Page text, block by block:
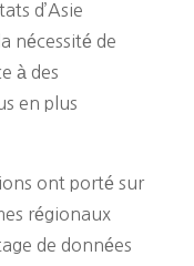
d’Asie
nécessité de
à des
en plus
ont porté sur
régionaux
de données